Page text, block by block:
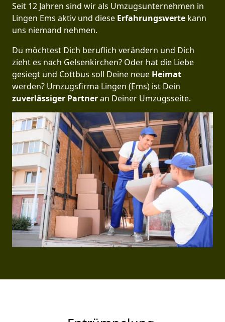
Seit 12 Jahren sind wir als Umzugsunternehmen in
Lingen Ems aktiv und diese Erfahrungswerte kann
uns niemand nehmen.
Du möchtest Dich beruflich verändern und Dich
zieht es nach Gelsenkirchen? Oder hat die Liebe
gesiegt und Cottbus soll Deine neue Heimat
werden? Umzugsfirma Lingen (Ems) ist Dein
zuverlässiger Partneran Deiner Umzugsseite.